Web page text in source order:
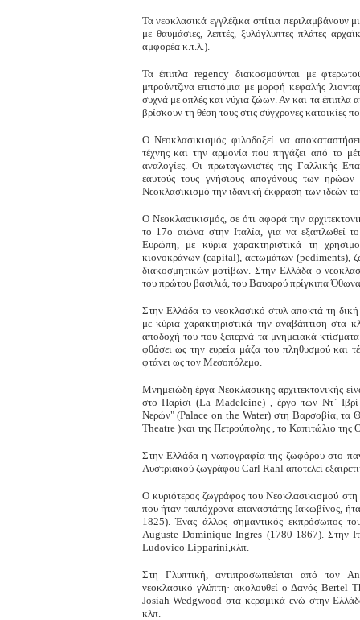
Τα νεοκλασικά εγγλέζικα σπίτια περιλαμβάνουν
με θαυμάσιες, λεπτές, ξυλόγλυπτες πλάτες
αμφορέα κ.τ.λ.).
Τα έπιπλα regency διακοσμούνται με
μπρούντζινα επιστόμια με μορφή κεφαλής
συχνά με οπλές και νύχια ζώων. Αν και τα έπιπλα
βρίσκουν τη θέση τους στις σύγχρονες κατοικίες
Ο Νεοκλασικισμός φιλοδοξεί να
τέχνης και την αρμονία που πηγάζει από το
αναλογίες. Οι πρωταγωνιστές της Γαλλικής
εαυτούς τους γνήσιους απογόνους των
Νεοκλασικισμό την ιδανική έκφραση των ιδεών
Ο Νεοκλασικισμός, σε ότι αφορά την
το 17ο αιώνα στην Ιταλία, για να εξαπλωθεί
Ευρώπη, με κύρια χαρακτηριστικά τη
κιονoκράνων (capital), αετωμάτων (pediments),
διακοσμητικών μοτίβων. Στην Ελλάδα ο
του πρώτου βασιλιά, του Βαυαρού πρίγκιπα
Στην Ελλάδα το νεοκλασικό στυλ αποκτά τη δική
με κύρια χαρακτηριστικά την αναβάπτιση στα
αποδοχή του που ξεπερνά τα μνημειακά
φθάσει ως την ευρεία μάζα του πληθυσμού και
φτάνει ως τον Μεσοπόλεμο.
Μνημειώδη έργα Νεοκλασικής αρχιτεκτονικής
στο Παρίσι (La Madeleine) , έργο των Ντ`
Νερών" (Palace on the Water) στη Βαρσοβία, τα
Theatre )και της Πετρούπολης , το Καπιτώλιο
Στην Ελλάδα η νωπογραφία της ζωφόρου στο
Αυστριακού ζωγράφου Carl Rahl αποτελεί
Ο κυριότερος ζωγράφος του Νεοκλασικισμού στη
που ήταν ταυτόχρονα επαναστάτης Ιακωβίνος,
1825). Ένας άλλος σημαντικός εκπρόσωπος
Auguste Dominique Ingres (1780-1867). Στην
Ludovico Lipparini,κλπ.
Στη Γλυπτική, αντιπροσωπεύεται από τον
νεοκλασικό γλύπτη· ακολουθεί ο Δανός
Josiah Wedgwood στα κεραμικά ενώ στην
κλπ.